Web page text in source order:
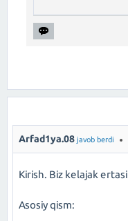
Arfad1ya.08 javob berdi
Kirish. Biz kelajak ertasi
Asosiy qism: